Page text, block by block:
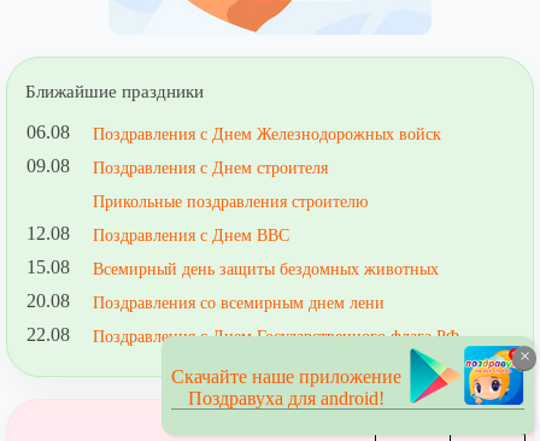
Ближайшие праздники
06.08 Поздравления с Днем Железнодорожных войск
09.08
Поздравления с Днем строителя
Прикольные поздравления строителю
12.08 Поздравления с Днем ВВС
15.08 Всемирный день защиты бездомных животных
20.08 Поздравления со всемирным днем лени
22.08 Поздравления с Днем Государственного флага РФ
×
Скачайте наше приложение
Поздравуха для android!